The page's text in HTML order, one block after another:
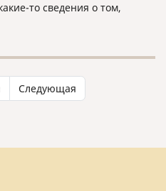
то сведения о том,
Следующая